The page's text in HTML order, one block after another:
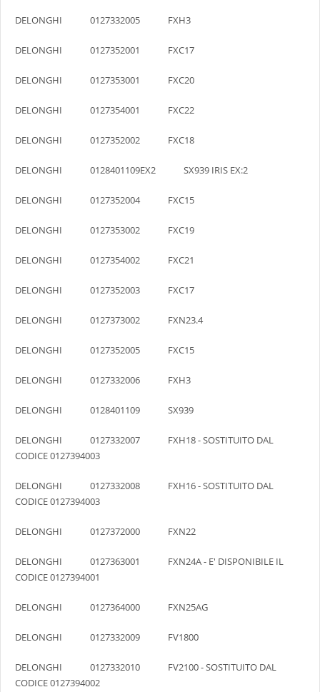
DELONGHI 0127332005 FXH3
DELONGHI 0127352001 FXC17
DELONGHI 0127353001 FXC20
DELONGHI 0127354001 FXC22
DELONGHI 0127352002 FXC18
DELONGHI 0128401109EX2 SX939 IRIS EX:2
DELONGHI 0127352004 FXC15
DELONGHI 0127353002 FXC19
DELONGHI 0127354002 FXC21
DELONGHI 0127352003 FXC17
DELONGHI 0127373002 FXN23.4
DELONGHI 0127352005 FXC15
DELONGHI 0127332006 FXH3
DELONGHI 0128401109 SX939
DELONGHI 0127332007 FXH18 - SOSTITUITO DAL
CODICE 0127394003
DELONGHI 0127332008 FXH16 - SOSTITUITO DAL
CODICE 0127394003
DELONGHI 0127372000 FXN22
DELONGHI 0127363001 FXN24A - E' DISPONIBILE IL
CODICE 0127394001
DELONGHI 0127364000 FXN25AG
DELONGHI 0127332009 FV1800
DELONGHI 0127332010 FV2100 - SOSTITUITO DAL
CODICE 0127394002